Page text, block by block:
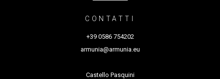
CONTATTI
+39 0586 754202
armunia@armunia.eu
Castello Pasquini